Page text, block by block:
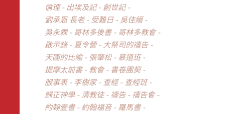
倫理
出埃及記
創世記
劉承恩 長老
受難日
吳佳縉
吳永霖
哥林多後書
哥林多教會
啟示錄
夏令營
大祭司的禱告
天國的比喻
張肇松
慕道班
提摩太前書
教會
書卷團契
服事表
李樹家 查經
查經班
歸正神學
清教徒 禱告
禱告會
約翰壹書
約翰福音
羅馬書